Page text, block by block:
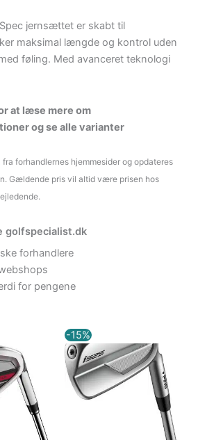
jernsættet er skabt til
maksimal længde og kontrol uden
føling. Med avanceret teknologi
at læse mere om
og se alle varianter
forhandlernes hjemmesider og opdateres
Gældende pris vil altid være prisen hos
golfspecialist.dk
forhandlere
for pengene
er:
kr..
-15%
Den
oprindelige
pris
var:
11.025,00 kr..
aktuelle
pris
er:
9.371,25 kr..